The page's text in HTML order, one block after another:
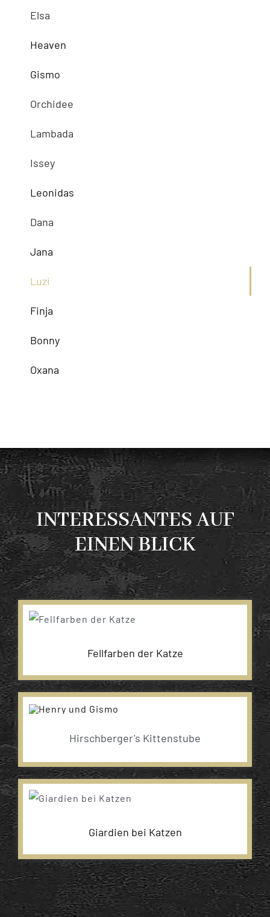
Elsa
Heaven
Gismo
Orchidee
Lambada
Issey
Leonidas
Dana
Jana
Luzi
Finja
Bonny
Oxana
INTERESSANTES AUF
EINEN BLICK
Fellfarben der Katze
Hirschberger's Kittenstube
Giardien bei Katzen